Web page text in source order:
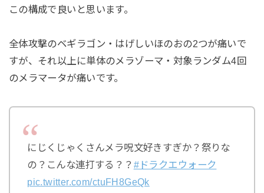
この構成で良いと思います。
全体攻撃のベギラゴン・はげしいほのおの2つが痛いで
すが、それ以上に単体のメラゾーマ・対象ランダム4回
のメラマータが痛いです。
にじくじゃくさんメラ呪文好きすぎか？祭りな
の？こんな連打する？？ #ドラクエウォーク
pic.twitter.com/ctuFH8GeQk